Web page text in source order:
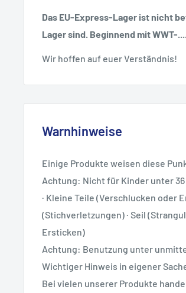
Das EU-Express-Lager ist nicht
Lager sind. Beginnend mit WWT-....
Wir hoffen auf euer Verständnis!
Warnhinweise
Einige Produkte weisen diese
Achtung: Nicht für Kinder unter 36
· Kleine Teile (Verschlucken oder
(Stichverletzungen) · Seil
Ersticken)
Achtung: Benutzung unter
Wichtiger Hinweis in eigener
Bei vielen unserer Produkte